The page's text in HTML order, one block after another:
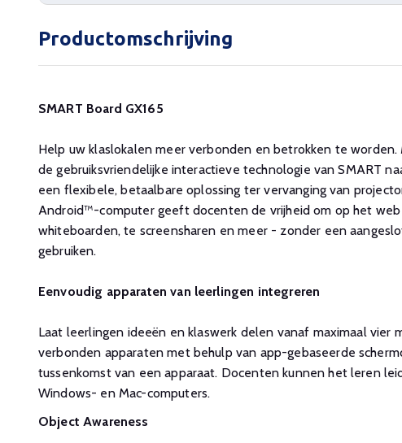
Productomschrijving
SMART Board GX165
Help uw klaslokalen meer verbonden en betrokken te worden.
de gebruiksvriendelijke interactieve technologie van SMART
een flexibele, betaalbare oplossing ter vervanging van
Android™-computer geeft docenten de vrijheid om op het
whiteboarden, te screensharen en meer - zonder een
gebruiken.
Eenvoudig apparaten van leerlingen integreren
Laat leerlingen ideeën en klaswerk delen vanaf maximaal vier
verbonden apparaten met behulp van app-gebaseerde
tussenkomst van een apparaat. Docenten kunnen het leren
Windows- en Mac-computers.
Object Awareness